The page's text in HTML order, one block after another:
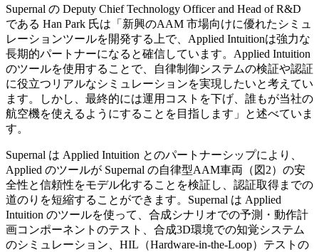
Supernal の Deputy Chief Technology Officer and Head of R&D
である Han Park 氏は「新興のAAM 市場向けに優れたシミュ
レーションツールを開発する上で、Applied Intuitionは強力な
長期的パートナーになると確信しています。Applied Intuition
のツールを使用することで、自律制御システムの検証や認証
に役立つリアルなシミュレーションを実現したいと考えてい
ます。しかし、最終的には運用コストを下げ、誰もが当社の
航空機を使えるようにすることを目指します」と述べていま
す。
Supernal は Applied Intuition とのパートナーシップにより、
Applied のツールが Supernal の自律型AAM車両（図2）の安
全性と信頼性をモデル化することを検証し、認証取得までの
道のりを短縮することができます。Supernal は Applied
Intuition のツールを使って、合成シナリオでの予測・動作計
画コンポーネントのテスト、合成3D環境での知覚システム
のシミュレーション、HIL（Hardware-in-the-Loop）テストの